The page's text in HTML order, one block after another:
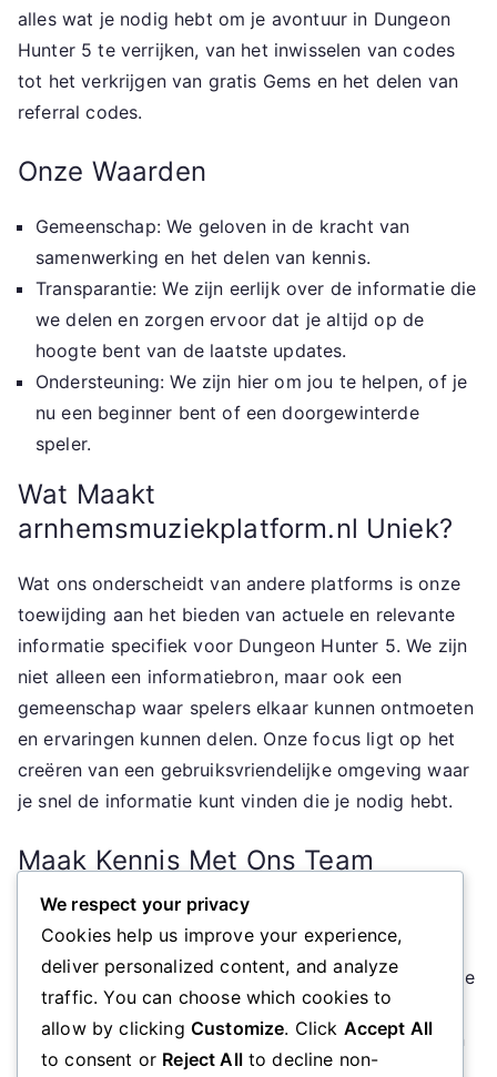
alles wat je nodig hebt om je avontuur in Dungeon
Hunter 5 te verrijken, van het inwisselen van codes
tot het verkrijgen van gratis Gems en het delen van
referral codes.
Onze Waarden
Gemeenschap: We geloven in de kracht van
samenwerking en het delen van kennis.
Transparantie: We zijn eerlijk over de informatie die
we delen en zorgen ervoor dat je altijd op de
hoogte bent van de laatste updates.
Ondersteuning: We zijn hier om jou te helpen, of je
nu een beginner bent of een doorgewinterde
speler.
Wat Maakt
arnhemsmuziekplatform.nl Uniek?
Wat ons onderscheidt van andere platforms is onze
toewijding aan het bieden van actuele en relevante
informatie specifiek voor Dungeon Hunter 5. We zijn
niet alleen een informatiebron, maar ook een
gemeenschap waar spelers elkaar kunnen ontmoeten
en ervaringen kunnen delen. Onze focus ligt op het
creëren van een gebruiksvriendelijke omgeving waar
je snel de informatie kunt vinden die je nodig hebt.
Maak Kennis Met Ons Team
Ons team bestaat uit enthousiaste gamers die zelf
ook de uitdagingen van Dungeon Hunter 5 hebben
ervaren. We zijn toegewijd aan het verbeteren van de
spelervaring voor iedereen en werken hard om
ervoor te zorgen dat arnhemsmuziekplatform.nl een
waardevolle bron voor jou is.
We respect your privacy
Cookies help us improve your experience,
deliver personalized content, and analyze
traffic. You can choose which cookies to
allow by clicking Customize. Click Accept All
to consent or Reject Allto decline non-